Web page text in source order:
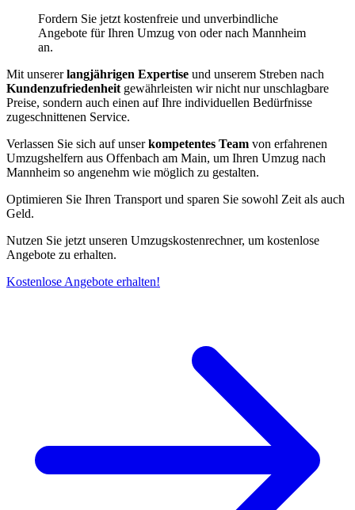
Fordern Sie jetzt kostenfreie und unverbindliche
Angebote für Ihren Umzug von oder nach Mannheim
an.
Mit unsererlangjährigen Expertise und unserem Streben nach
Kundenzufriedenheit gewährleisten wir nicht nur unschlagbare
Preise, sondern auch einen auf Ihre individuellen Bedürfnisse
zugeschnittenen Service.
Verlassen Sie sich auf unserkompetentes Team von erfahrenen
Umzugshelfern aus Offenbach am Main, um Ihren Umzug nach
Mannheim so angenehm wie möglich zu gestalten.
Optimieren Sie Ihren Transport und sparen Sie sowohl Zeit als auch
Geld.
Nutzen Sie jetzt unseren Umzugskostenrechner, um kostenlose
Angebote zu erhalten.
Kostenlose Angebote erhalten!